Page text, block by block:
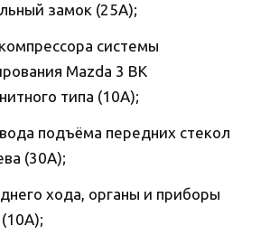
замок (25А);
системы
Mazda 3 BK
типа (10А);
подъёма передних стекол
(30А);
хода, органы и приборы